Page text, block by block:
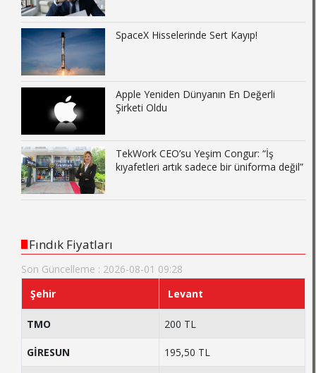
SpaceX Hisselerinde Sert Kayıp!
Apple Yeniden Dünyanın En Değerli
Şirketi Oldu
TekWork CEO’su Yeşim Congur: “İş
kıyafetleri artık sadece bir üniforma değil”
Fındık Fiyatları
Son Güncelleme : 2026-08-01 09:28
Şehir
Levant
TMO 200 TL
GİRESUN 195,50 TL